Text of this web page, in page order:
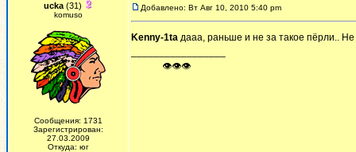
ucka (31)
komuso
Сообщения: 1731
Зарегистрирован:
27.03.2009
Откуда: юг
Добавлено: Вт Авг 10, 2010 5:40 pm
Kenny-1ta дааа, раньше и не за такое пёрли..
ᅠ ᅠ ᅠ👁👁👁